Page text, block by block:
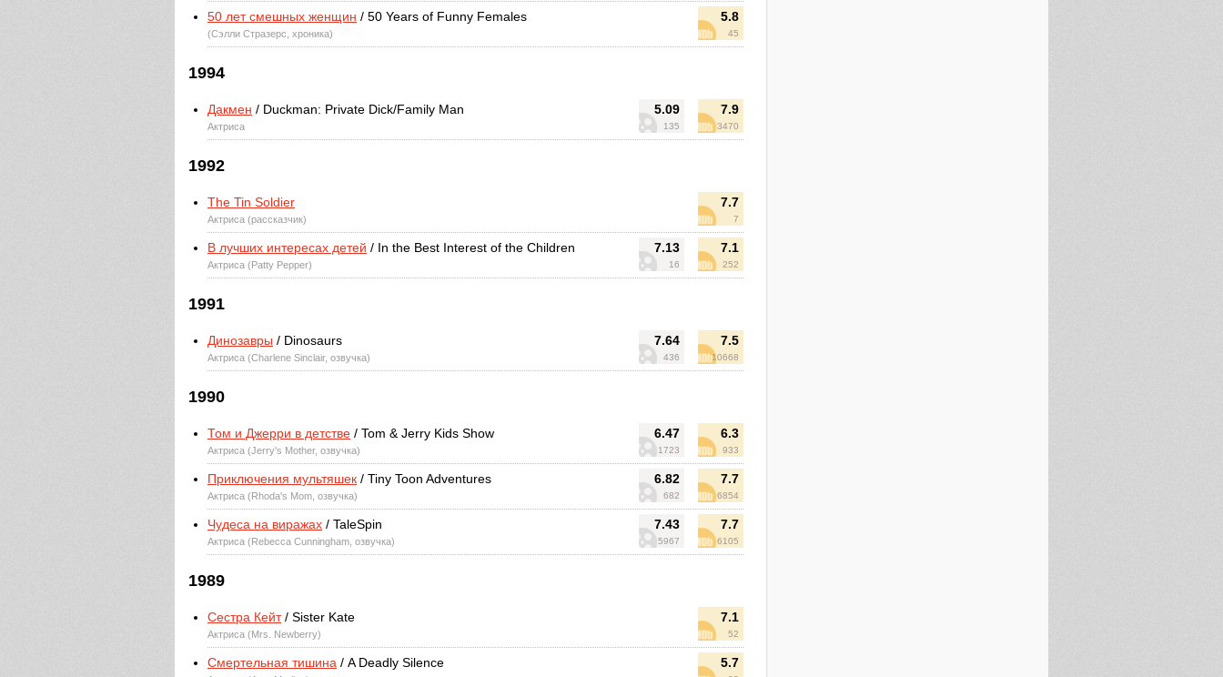
5.8
45
50 лет смешных женщин / 50 Years of Funny Females
(Сэлли Стразерс, хроника)
1994
5.09
135
7.9
3470
Дакмен / Duckman: Private Dick/Family Man
Актриса
1992
7.7
7
The Tin Soldier
Актриса (рассказчик)
7.13
16
7.1
252
В лучших интересах детей / In the Best Interest of the Children
Актриса (Patty Pepper)
1991
7.64
436
7.5
10668
Динозавры / Dinosaurs
Актриса (Charlene Sinclair, озвучка)
1990
6.47
1723
6.3
933
Том и Джерри в детстве / Tom & Jerry Kids Show
Актриса (Jerry's Mother, озвучка)
6.82
682
7.7
6854
Приключения мультяшек / Tiny Toon Adventures
Актриса (Rhoda's Mom, озвучка)
7.43
5967
7.7
6105
Чудеса на виражах / TaleSpin
Актриса (Rebecca Cunningham, озвучка)
1989
7.1
52
Сестра Кейт/ Sister Kate
Актриса (Mrs. Newberry)
5.7
Смертельная тишина / A Deadly Silence